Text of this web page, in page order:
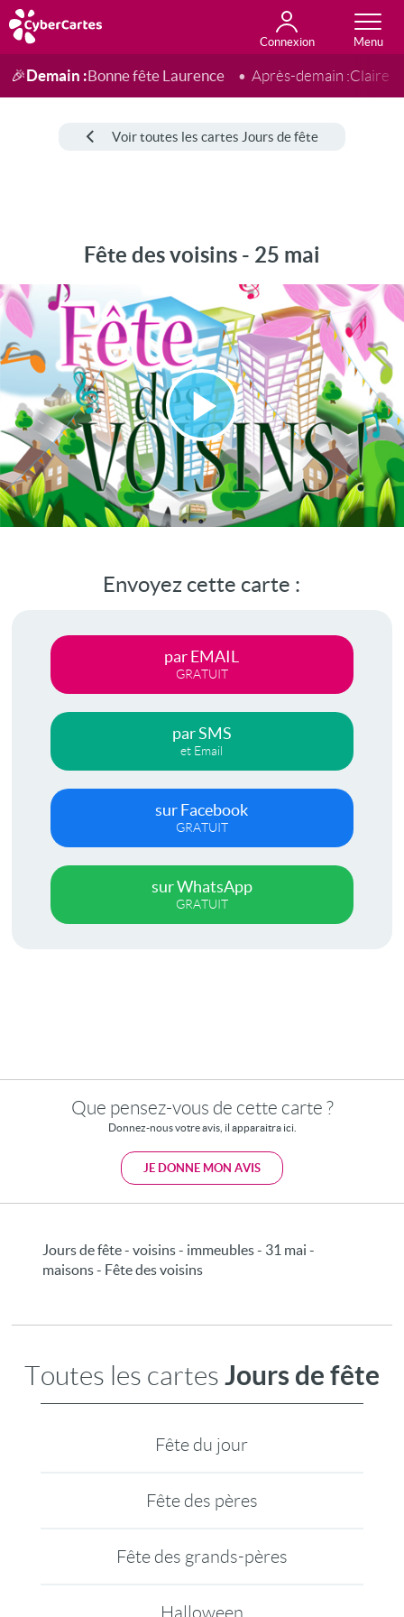
Connexion
Anniversaire
Fête du jour
Amour
Amitié
Merci
Toutes les cartes
🎉Demain :Bonne fête Laurence Après-demain :Claire
Voir toutes les cartes Jours de fête
Fête des voisins - 25 mai
Lire
la
vidéo
Envoyez cette carte :
par EMAIL
GRATUIT
par SMS
et Email
sur Facebook
GRATUIT
sur WhatsApp
GRATUIT
Que pensez-vous de cette carte ?
Donnez-nous votre avis, il apparaitra ici.
JE DONNE MON AVIS
Jours de fête - voisins - immeubles - 31 mai -
maisons - Fête des voisins
Toutes les cartes Jours de fête
Fête du jour
Fête des pères
Fête des grands-pères
Halloween